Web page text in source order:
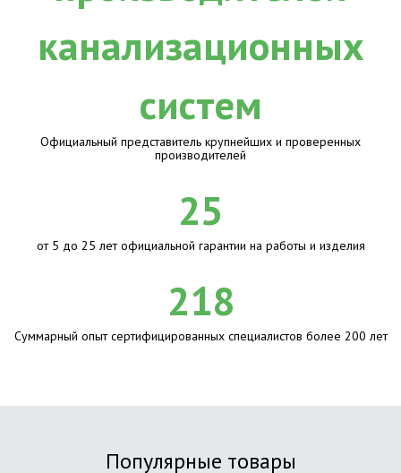
Официальный представитель крупнейших и проверенных
производителей
25
от 5 до 25 лет официальной гарантии на работы и изделия
218
Суммарный опыт сертифицированных специалистов более 200 лет
Популярные товары